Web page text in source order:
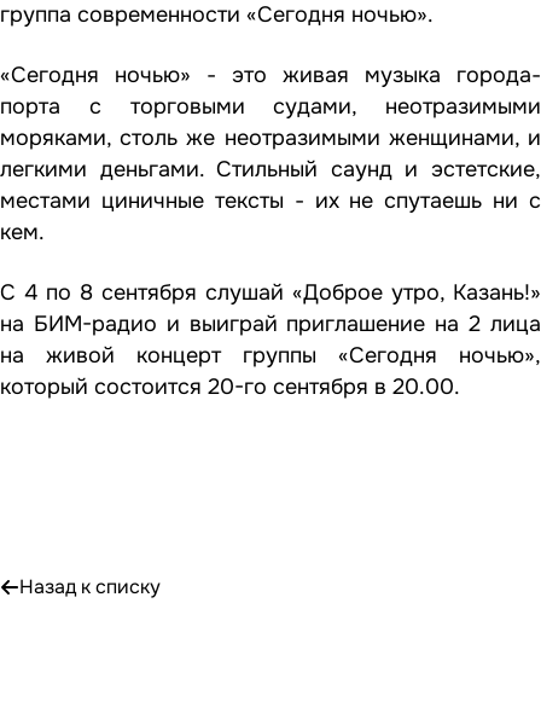
группа современности «Сегодня ночью».
«Сегодня ночью» - это живая музыка города-
порта с торговыми судами, неотразимыми
моряками, столь же неотразимыми женщинами, и
легкими деньгами. Стильный саунд и эстетские,
местами циничные тексты - их не спутаешь ни с
кем.
С 4 по 8 сентября слушай «Доброе утро, Казань!»
на БИМ-радио и выиграй приглашение на 2 лица
на живой концерт группы «Сегодня ночью»,
который состоится 20-го сентября в 20.00.
Назад к списку